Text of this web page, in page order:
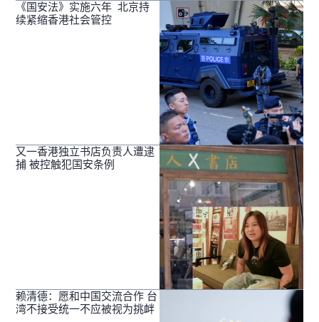
《国安法》实施六年 北京持
续紧缩香港社会管控
又一香港独立书店负责人遭逮
捕 被控触犯国安条例
赖清德：愿和中国交流合作 台
湾不接受统一不应被视为挑衅